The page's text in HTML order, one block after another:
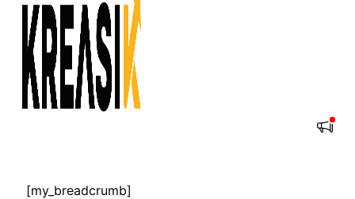
[my_breadcrumb]